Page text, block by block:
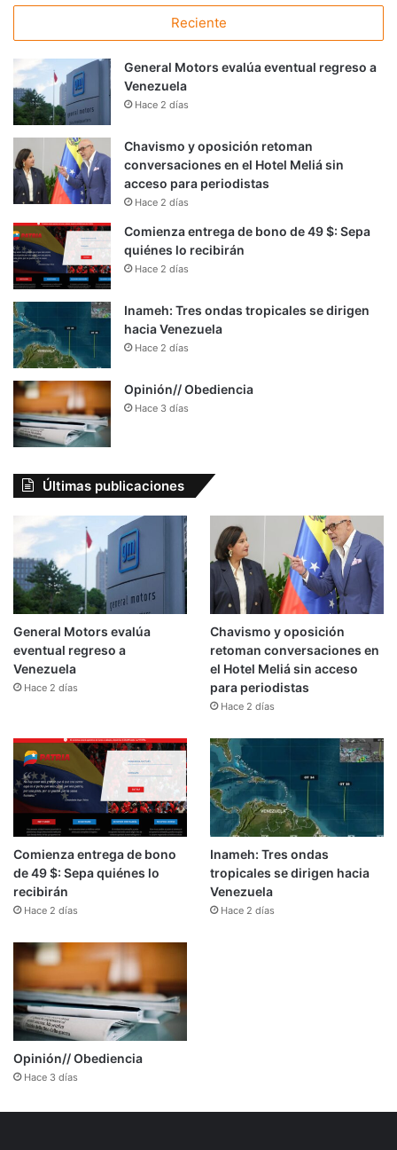
Reciente
General Motors evalúa eventual regreso a
Venezuela
Hace 2 días
Chavismo y oposición retoman
conversaciones en el Hotel Meliá sin
acceso para periodistas
Hace 2 días
Comienza entrega de bono de 49 $: Sepa
quiénes lo recibirán
Hace 2 días
Inameh: Tres ondas tropicales se dirigen
hacia Venezuela
Hace 2 días
Opinión// Obediencia
Hace 3 días
Últimas publicaciones
General Motors evalúa
eventual regreso a
Venezuela
Hace 2 días
Chavismo y oposición
retoman conversaciones en
el Hotel Meliá sin acceso
para periodistas
Hace 2 días
Comienza entrega de bono
de 49 $: Sepa quiénes lo
recibirán
Hace 2 días
Inameh: Tres ondas
tropicales se dirigen hacia
Venezuela
Hace 2 días
Opinión// Obediencia
Hace 3 días